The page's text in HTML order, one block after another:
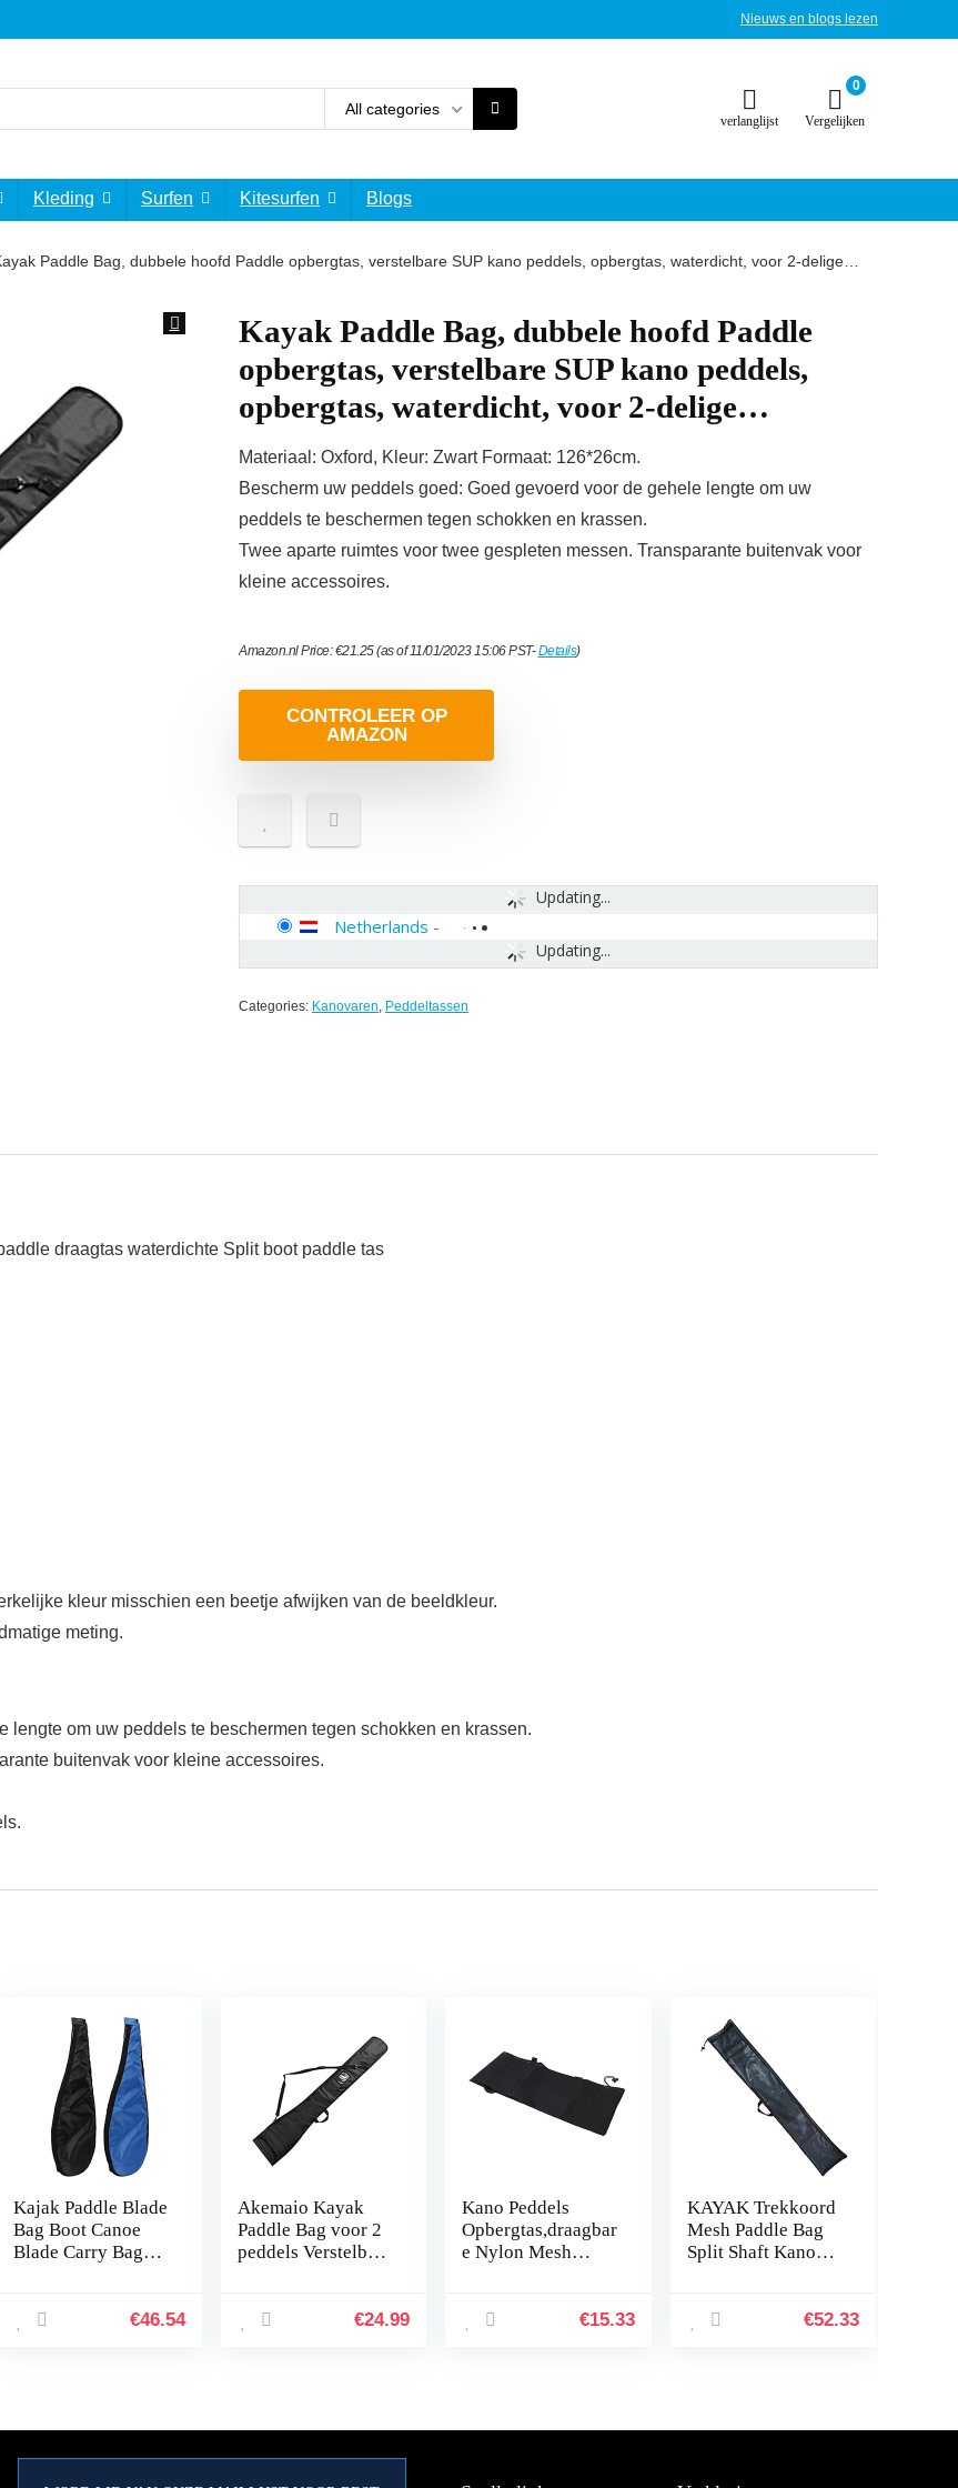
Nieuws en blogs lezen
All categories
verlanglijst
0
Vergelijken
Kleding Surfen Kitesurfen Blogs
Paddle Bag, dubbele hoofd Paddle opbergtas, verstelbare SUP kano peddels, opbergtas, waterdicht, voor 2-delige…
Kayak Paddle Bag, dubbele hoofd Paddle
opbergtas, verstelbare SUP kano peddels,
opbergtas, waterdicht, voor 2-delige…
Materiaal: Oxford, Kleur: Zwart Formaat: 126*26cm.
Bescherm uw peddels goed: Goed gevoerd voor de gehele lengte om uw
peddels te beschermen tegen schokken en krassen.
Twee aparte ruimtes voor twee gespleten messen. Transparante buitenvak voor
kleine accessoires.
Amazon.nl Price:€21.25(as of 11/01/2023 15:06 PST-Details)
CONTROLEER OP
AMAZON
Updating...
Updating...
Netherlands -
Categories: Kanovaren, Peddeltassen
draagtas waterdichte Split boot paddle tas
kleur misschien een beetje afwijken van de beeldkleur.
meting.
om uw peddels te beschermen tegen schokken en krassen.
buitenvak voor kleine accessoires.
Kajak Paddle Blade
Bag Boot Canoe
Blade Carry Bag
BLACK)
€46.54
Akemaio Kayak
Paddle Bag voor 2
peddels Verstelbare
Vissen Paddle
€24.99
Kano Peddels
Opbergtas,draagbar
e Nylon Mesh
met Verstelbare€15.33
KAYAK Trekkoord
Mesh Paddle Bag
Split Shaft Kano
Kajak Oar Bag €52.33